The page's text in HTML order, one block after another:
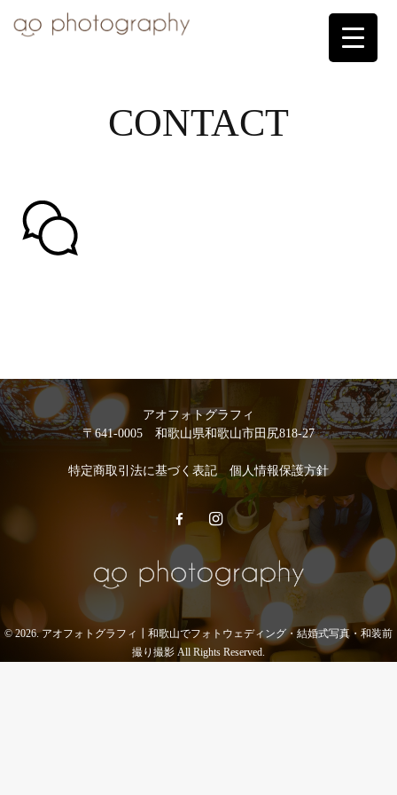
CONTACT
アオフォトグラフィ
〒641-0005 和歌山県和歌山市田尻818-27
特定商取引法に基づく表記 個人情報保護方針
© 2026. アオフォトグラフィ┃和歌山でフォトウェディング・結婚式写真・和装前
撮り撮影 All Rights Reserved.